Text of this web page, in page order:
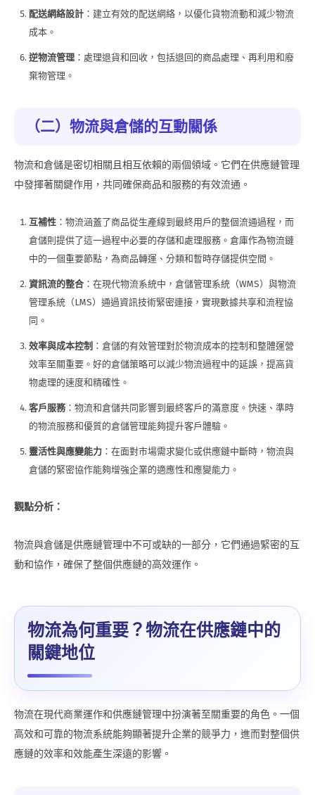
配送網絡設計 ：建立有效的配送網絡，以優化貨物流動和減少物流
成本。
逆物流管理 ：處理退貨和回收，包括退回的商品處理、再利用和廢
棄物管理。
（二）物流與倉儲的互動關係
物流和倉儲是密切相關且相互依賴的兩個領域。它們在供應鏈管理
中發揮著關鍵作用，共同確保商品和服務的有效流通。
互補性 ：物流涵蓋了商品從生產線到最終用戶的整個流通過程，而
倉儲則提供了這一過程中必要的存儲和處理服務。倉庫作為物流鏈
中的一個重要節點，為商品轉運、分類和暫時存儲提供空間。
資訊流的整合 ：在現代物流系統中，倉儲管理系統（WMS）與物流
管理系統（LMS）通過資訊技術緊密連接，實現數據共享和流程協
同。
效率與成本控制 ：倉儲的有效管理對於物流成本的控制和整體運營
效率至關重要。好的倉儲策略可以減少物流過程中的延誤，提高貨
物處理的速度和精確性。
客戶服務 ：物流和倉儲共同影響到最終客戶的滿意度。快速、準時
的物流服務和優質的倉儲管理能夠提升客戶體驗。
靈活性與應變能力 ：在面對市場需求變化或供應鏈中斷時，物流與
倉儲的緊密協作能夠增強企業的適應性和應變能力。
觀點分析：
物流與倉儲是供應鏈管理中不可或缺的一部分，它們通過緊密的互
動和協作，確保了整個供應鏈的高效運作。
物流為何重要？物流在供應鏈中的
關鍵地位
物流在現代商業運作和供應鏈管理中扮演著至關重要的角色。一個
高效和可靠的物流系統能夠顯著提升企業的競爭力，進而對整個供
應鏈的效率和效能產生深遠的影響。